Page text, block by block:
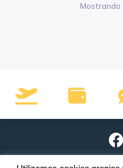
Mostrando